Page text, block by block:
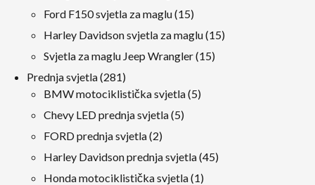
proizvodi
Ford F150 svjetla za maglu 1515
proizvodi
Harley Davidson svjetla za maglu 1515
Svjetla za maglu Jeep Wrangler 1515
Prednja svjetla 281281
proizvodi
BMW motociklistička svjetla 55
Chevy LED prednja svjetla 55
FORD prednja svjetla 22
proizvodi
Harley Davidson prednja svjetla 4545
Honda motociklistička svjetla 11